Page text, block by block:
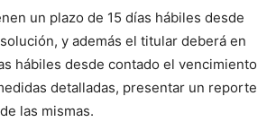
un plazo de 15 días hábiles desde
y además el titular deberá en
hábiles desde contado el vencimiento
detalladas, presentar un reporte
las mismas.